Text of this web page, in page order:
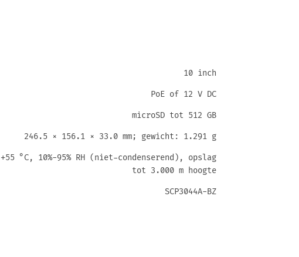
10 inch
PoE of 12 V DC
microSD tot 512 GB
246.5 × 156.1 × 33.0 mm; gewicht: 1.291 g
°C, 10%-95% RH (niet-condenserend), opslag
tot 3.000 m hoogte
SCP3044A-BZ